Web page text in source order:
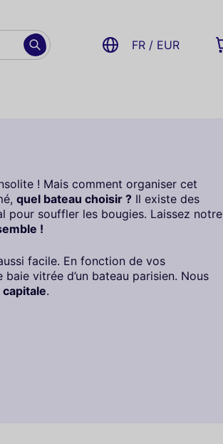
FR / EUR
! Mais comment organiser cet
quel bateau choisir ? Il existe des
pour souffler les bougies. Laissez notre
!
facile. En fonction de vos
vitrée d’un bateau parisien. Nous
.